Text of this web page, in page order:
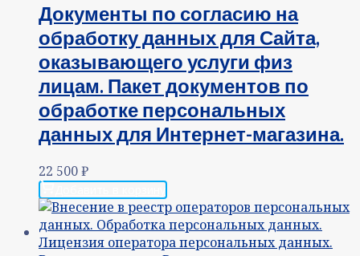
Документы по согласию на
обработку данных для Сайта,
оказывающего услуги физ
лицам. Пакет документов по
обработке персональных
данных для Интернет-магазина.
22 500₽